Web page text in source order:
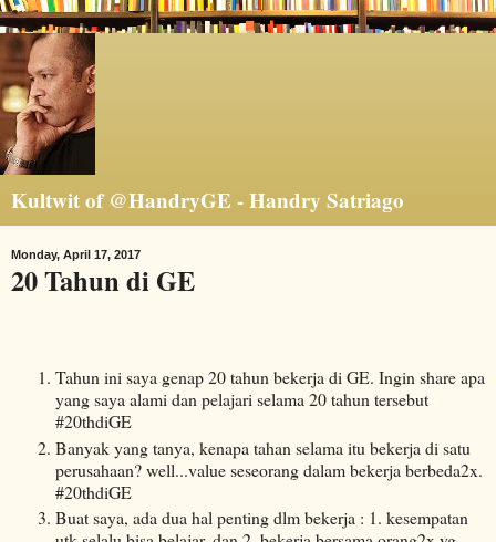
Kultwit of @HandryGE - Handry Satriago
Monday, April 17, 2017
20 Tahun di GE
Tahun ini saya genap 20 tahun bekerja di GE. Ingin share apa
yang saya alami dan pelajari selama 20 tahun tersebut
#20thdiGE
Banyak yang tanya, kenapa tahan selama itu bekerja di satu
perusahaan? well...value seseorang dalam bekerja berbeda2x.
#20thdiGE
Buat saya, ada dua hal penting dlm bekerja : 1. kesempatan